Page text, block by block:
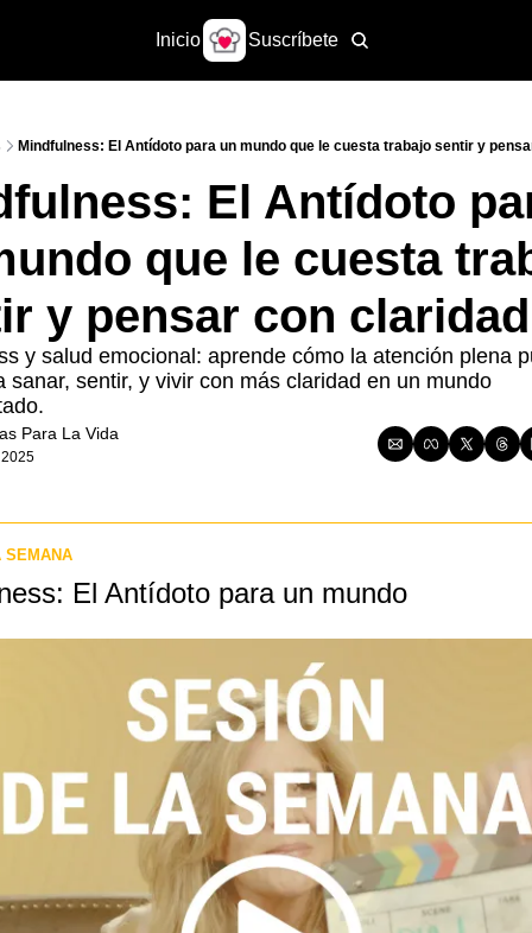
Inicio Suscríbete
Mindfulness: El Antídoto para un mundo que le cuesta trabajo sentir y
El Antídoto
que le cuesta
y pensar con
y salud emocional: aprende cómo la atención plena
sanar, sentir, y vivir con más claridad en un mundo
Para La Vida
SEMANA
El Antídoto para un mundo